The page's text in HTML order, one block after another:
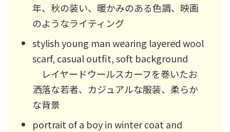
年、秋の装い、暖かみのある色調、映画
のようなライティング
stylish young man wearing layered wool
scarf, casual outfit, soft background
レイヤードウールスカーフを巻いたお
洒落な若者、カジュアルな服装、柔らか
な背景
portrait of a boy in winter coat and